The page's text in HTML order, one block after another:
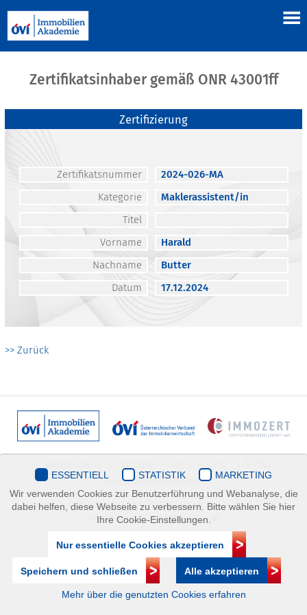
Zertifikatsinhaber gemäß ONR 43001ff
Zertifizierung
Zertifikatsnummer
2024-026-MA
Kategorie
Maklerassistent/in
Titel
Vorname
Harald
Nachname
Butter
Datum
17.12.2024
>> Zurück
Immobilienakademie
Mariahilfer Straße 116/2.OG/2 1070 Wien | +43(1)505 32 50 |
immobilienakademie@ovi.at
ESSENTIELL STATISTIK
MARKETING
Wir verwenden Cookies zur Benutzerführung und Webanalyse, die
dabei helfen, diese Webseite zu verbessern. Bitte wählen Sie hier
Ihre Cookie-Einstellungen.
Nur essentielle Cookies akzeptieren
Speichern und schließen Alle akzeptieren
Mehr über die genutzten Cookies erfahren